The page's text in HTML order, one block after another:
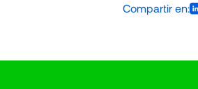
Compartir en: